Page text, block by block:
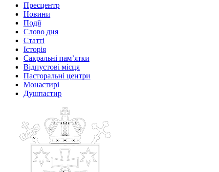
Пресцентр
Новини
Події
Слово дня
Статті
Історія
Сакральні пам’ятки
Відпустові місця
Пасторальні центри
Монастирі
Душпастир